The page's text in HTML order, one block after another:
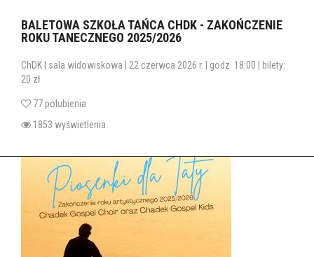
BALETOWA SZKOŁA TAŃCA CHDK - ZAKOŃCZENIE
ROKU TANECZNEGO 2025/2026
ChDK | sala widowiskowa | 22 czerwca 2026 r. | godz. 18:00 | bilety:
20 zł
77 polubienia
1853 wyświetlenia